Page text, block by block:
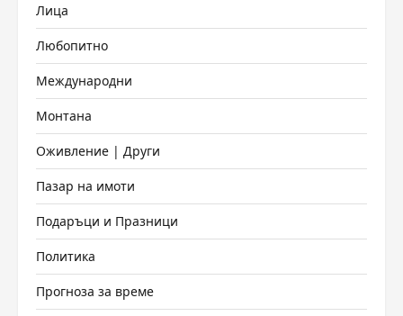
Лица
Любопитно
Международни
Монтана
Оживление | Други
Пазар на имоти
Подаръци и Празници
Политика
Прогноза за време